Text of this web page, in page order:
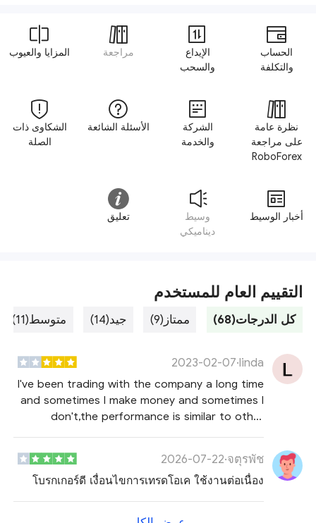
الحساب
والتكلفة
الإيداع
والسحب
مراجعة المزايا والعيوب
نظرة عامة
على مراجعة
RoboForex
الشركة
والخدمة
الأسئلة الشائعة
الشكاوى ذات
الصلة
أخبار الوسيط
وسيط
ديناميكي
تعليق
التقييم العام للمستخدم
كل الدرجات(68) ممتاز(9) جيد(14) متوسط(11)
linda
·
2023-02-07
I've been trading with the company a long time
and sometimes I make money and sometimes I
don't,the performance is similar to other
จตุรพัช
·
2026-07-22
โบรกเกอร์ดี เงื่อนไขการเทรดโอเค ใช้งานต่อเนื่อง